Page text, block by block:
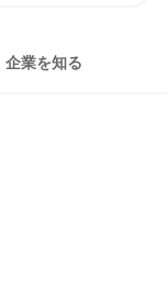
企業を知る